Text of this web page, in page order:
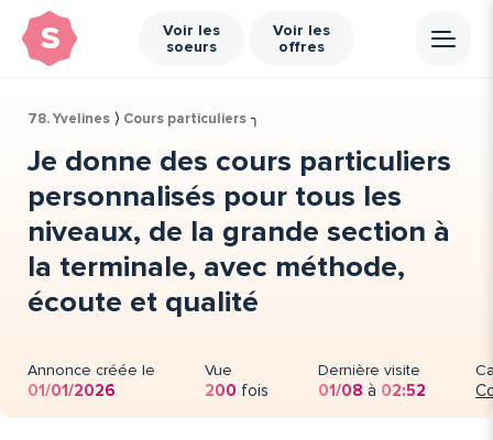
Voir les
soeurs
Voir les
offres
s
78. Yvelines ⟩ Cours particuliers ╮
Je donne des cours particuliers
personnalisés pour tous les
niveaux, de la grande section à
la terminale, avec méthode,
écoute et qualité
Annonce créée le
01/01/2026
Vue
200 fois
Dernière visite
01/08 à 02:52